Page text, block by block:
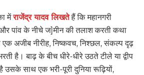
मेंराजेंद्र यादव लिखतेहैं कि महानगरी
और पांव के नीचे ज]मीन की तलाश करती कथा
एक अजीब नीरीह, निष्कवच, निश्छल, संकल्प दृढ़
है। बाढ़ के बीच धीरे-धीरे उठते टीले या द्वीप
उसके साथ एक भरी-पूरी दुनिया रूढ़ियों,